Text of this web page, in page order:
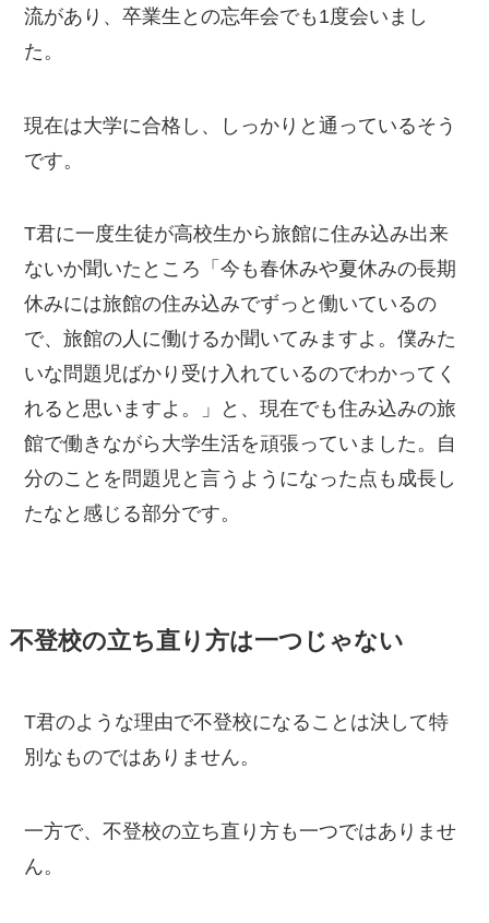
流があり、卒業生との忘年会でも1度会いまし
た。
現在は大学に合格し、しっかりと通っているそう
です。
T君に一度生徒が高校生から旅館に住み込み出来
ないか聞いたところ「今も春休みや夏休みの長期
休みには旅館の住み込みでずっと働いているの
で、旅館の人に働けるか聞いてみますよ。僕みた
いな問題児ばかり受け入れているのでわかってく
れると思いますよ。」と、現在でも住み込みの旅
館で働きながら大学生活を頑張っていました。自
分のことを問題児と言うようになった点も成長し
たなと感じる部分です。
不登校の立ち直り方は一つじゃない
T君のような理由で不登校になることは決して特
別なものではありません。
一方で、不登校の立ち直り方も一つではありませ
ん。